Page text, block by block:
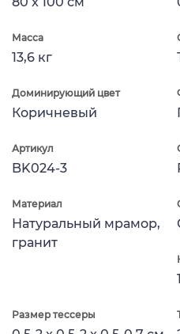
Масса
13,6 кг
Доминирующий цвет
Коричневый
Артикул
BK024-3
Материал
Натуральный мрамор,
гранит
Размер тессеры